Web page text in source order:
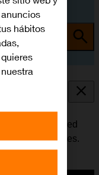
de la red
y datos móviles.
hábitos